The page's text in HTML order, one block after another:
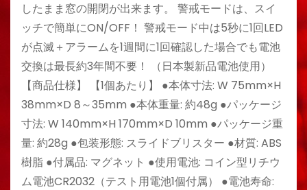
したまま窓の開閉が出来ます。 警戒モードは、スイ
ッチで簡単にON/OFF！ 警戒モード中は5秒に1回LED
が点滅＋アラームを1週間に1回確認した場合でも電池
交換は最長約3年間不要！ （日本製新品電池使用）
【商品仕様】 【1個あたり】 ●本体寸法: W 75mm×H
38mm×D 8～35mm ●本体重量: 約48g ●パッケージ
寸法: W 140mm×H 170mm×D 10mm ●パッケージ重
量: 約28g ●包装形態: スライドブリスター ●材質: ABS
樹脂 ●付属品: マグネット ●使用電池: コイン型リチウ
ム電池CR2032（テスト用電池1個付属） ●電池寿命: